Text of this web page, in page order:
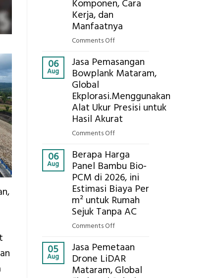
Eksplorasi
Pastikan
Komponen, Cara
Kerja, dan
Manfaatnya
Comments Offon
Cooler
Berbasis
Pertanian,
ini
Komponen,
Manfaatnya
06
Aug
Jasa Pemasangan
Bowplank Mataram,
Global
Ekplorasi.Menggunakan
Alat Ukur Presisi untuk
Hasil Akurat
Comments Offon
Pemasangan
Bowplank
Mataram,
Global
Ekplorasi.Menggunakan
Alat
untuk
Hasil
Akurat
06
Aug
Berapa Harga
Panel Bambu Bio-
PCM di 2026, ini
Estimasi Biaya Per
m² untuk Rumah
Sejuk Tanpa AC
Comments Offon
Harga
Panel
Bambu
05
Aug
Jasa Pemetaan
Drone LiDAR
Mataram, Global